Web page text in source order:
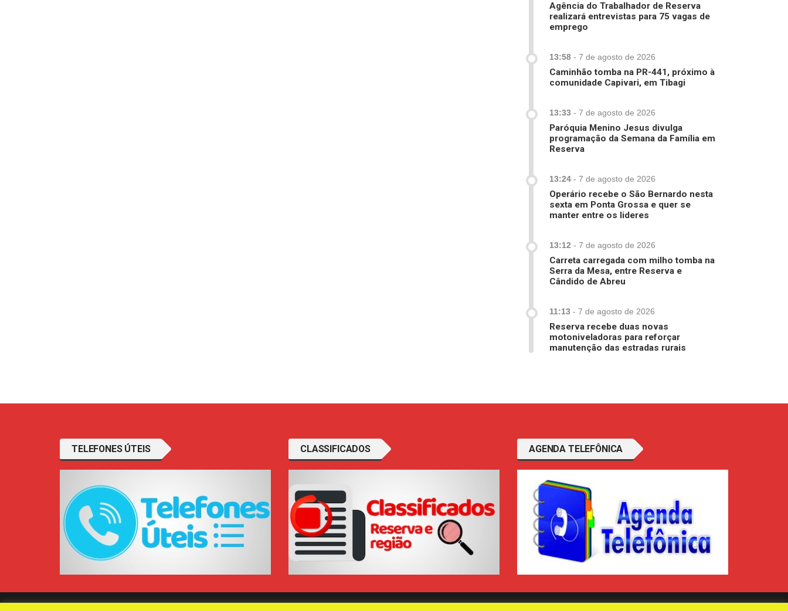
Agência do Trabalhador de Reserva
realizará entrevistas para 75 vagas de
emprego
13:58 - 7 de agosto de 2026
Caminhão tomba na PR-441, próximo à
comunidade Capivari, em Tibagi
13:33 - 7 de agosto de 2026
Paróquia Menino Jesus divulga
programação da Semana da Família em
Reserva
13:24 - 7 de agosto de 2026
Operário recebe o São Bernardo nesta
sexta em Ponta Grossa e quer se
manter entre os lideres
13:12 - 7 de agosto de 2026
Carreta carregada com milho tomba na
Serra da Mesa, entre Reserva e
Cândido de Abreu
11:13 - 7 de agosto de 2026
Reserva recebe duas novas
motoniveladoras para reforçar
manutenção das estradas rurais
TELEFONES ÚTEIS CLASSIFICADOS AGENDA TELEFÔNICA